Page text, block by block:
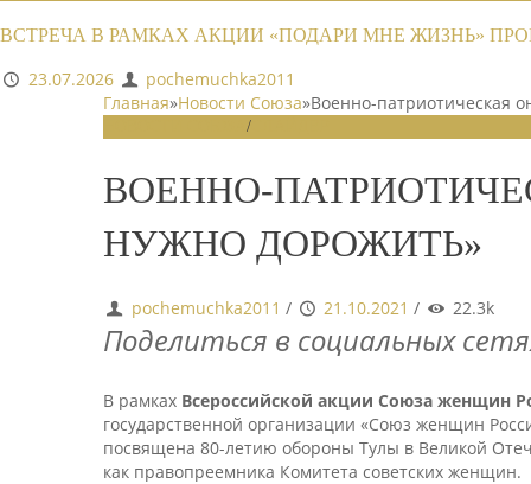
ВСТРЕЧА В РАМКАХ АКЦИИ «ПОДАРИ МНЕ ЖИЗНЬ»
23.07.2026
pochemuchka2011
Главная»Новости Союза»Военно-патриотическая
/
ВОЕННО-
НУЖНО ДОРОЖИТЬ»
pochemuchka2011 / 21.10.2021 / 22.3k
Поделиться в социальных
В рамках Всероссийской акции Союза женщин
государственной организации «Союз женщин
посвящена 80-летию обороны Тулы в Великой
как правопреемника Комитета советских женщин.